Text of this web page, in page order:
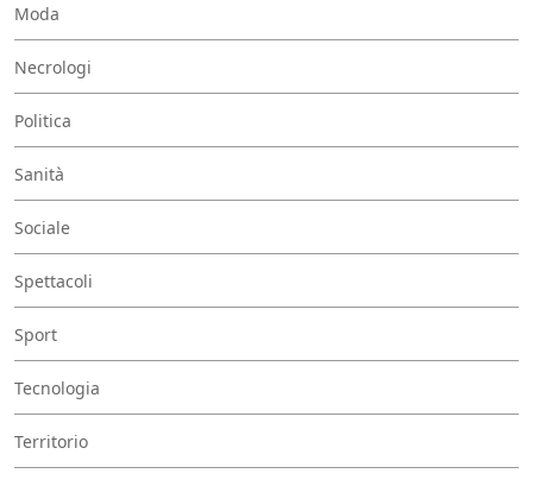
Moda
Necrologi
Politica
Sanità
Sociale
Spettacoli
Sport
Tecnologia
Territorio